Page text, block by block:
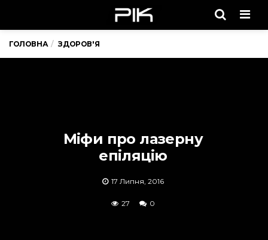
ГОЛОВНА ЗДОРОВ'Я
Міфи про лазерну
епіляцію
17 Липня, 2016
27 0